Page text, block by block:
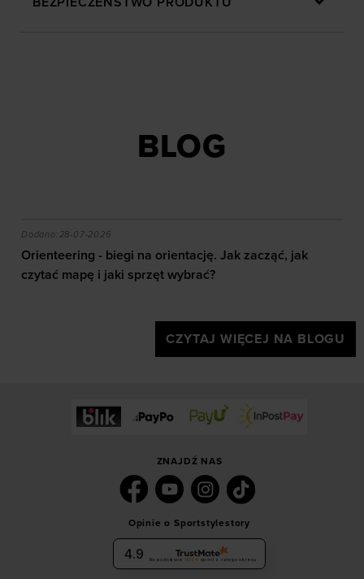
BLOG
efekty daje trening?
Orienteering - biegi na orientację. Jak zacząć, jak
Dodano:28-07-2026
Orienteering - biegi na orientację. Jak zacząć, jak
czytać mapę i jaki sprzęt wybrać?
CZYTAJ WIĘCEJ NA BLOGU
ZNAJDŹ NAS
Opinie o Sportstylestory
4.9 Na podstawie 6036 opinii z całego okresu